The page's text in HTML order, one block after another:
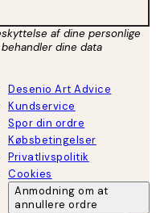
af dine personlige
dine data
Desenio Art Advice
Kundservice
Spor din ordre
Købsbetingelser
Privatlivspolitik
Cookies
Anmodning om at
annullere ordre